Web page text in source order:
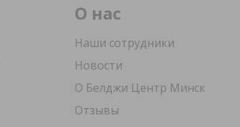
О нас
Наши сотрудники
Новости
О Белджи Центр Минск
Отзывы